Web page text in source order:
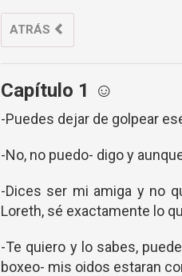
ATRÁS
Capítulo 1 ☺
-Puedes dejar de golpear
-No, no puedo- digo y
-Dices ser mi amiga y no
Loreth, sé exactamente lo
-Te quiero y lo sabes,
boxeo- mis oidos estaran